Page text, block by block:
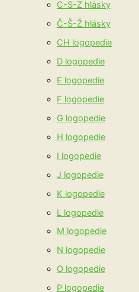
C-S-Z hlásky
Č-Š-Ž hlásky
CH logopedie
D logopedie
E logopedie
F logopedie
G logopedie
H logopedie
I logopedie
J logopedie
K logopedie
L logopedie
M logopedie
N logopedie
O logopedie
P logopedie